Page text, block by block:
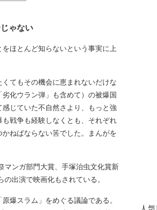
ゃない
をほとんど知らないという事実に上
てもその機会に恵まれないだけな
化ウラン弾」も含めて）の被爆国
じていた不自然さより、もっと強
戦争も経験しなくとも、それぞれ
ねばならない筈でした。まんがを
マンガ部門大賞、手塚治虫文化賞新
出演で映画化もされている。
爆スラム」をめぐる議論である。